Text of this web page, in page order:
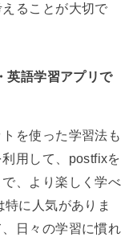
ることが大切で
英語学習アプリで
を使った学習法も
用して、postfixを
、より楽しく学べ
に人気がありま
日々の学習に慣れ